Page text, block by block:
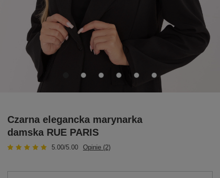
Czarna elegancka marynarka
damska RUE PARIS
5.00/5.00 Opinie (2)